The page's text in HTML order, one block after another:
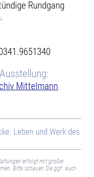
Rundgang
Mittelmann
Leben und Werk des
erfolgt mit großer
Bitte schauen Sie ggf. auch